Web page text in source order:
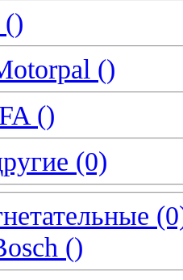
()
()
(0)
()